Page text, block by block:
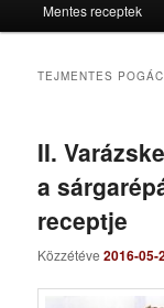
az
a
Mentes receptek
TEJMENTES
II.
a
receptje
Közzétéve2016-05-